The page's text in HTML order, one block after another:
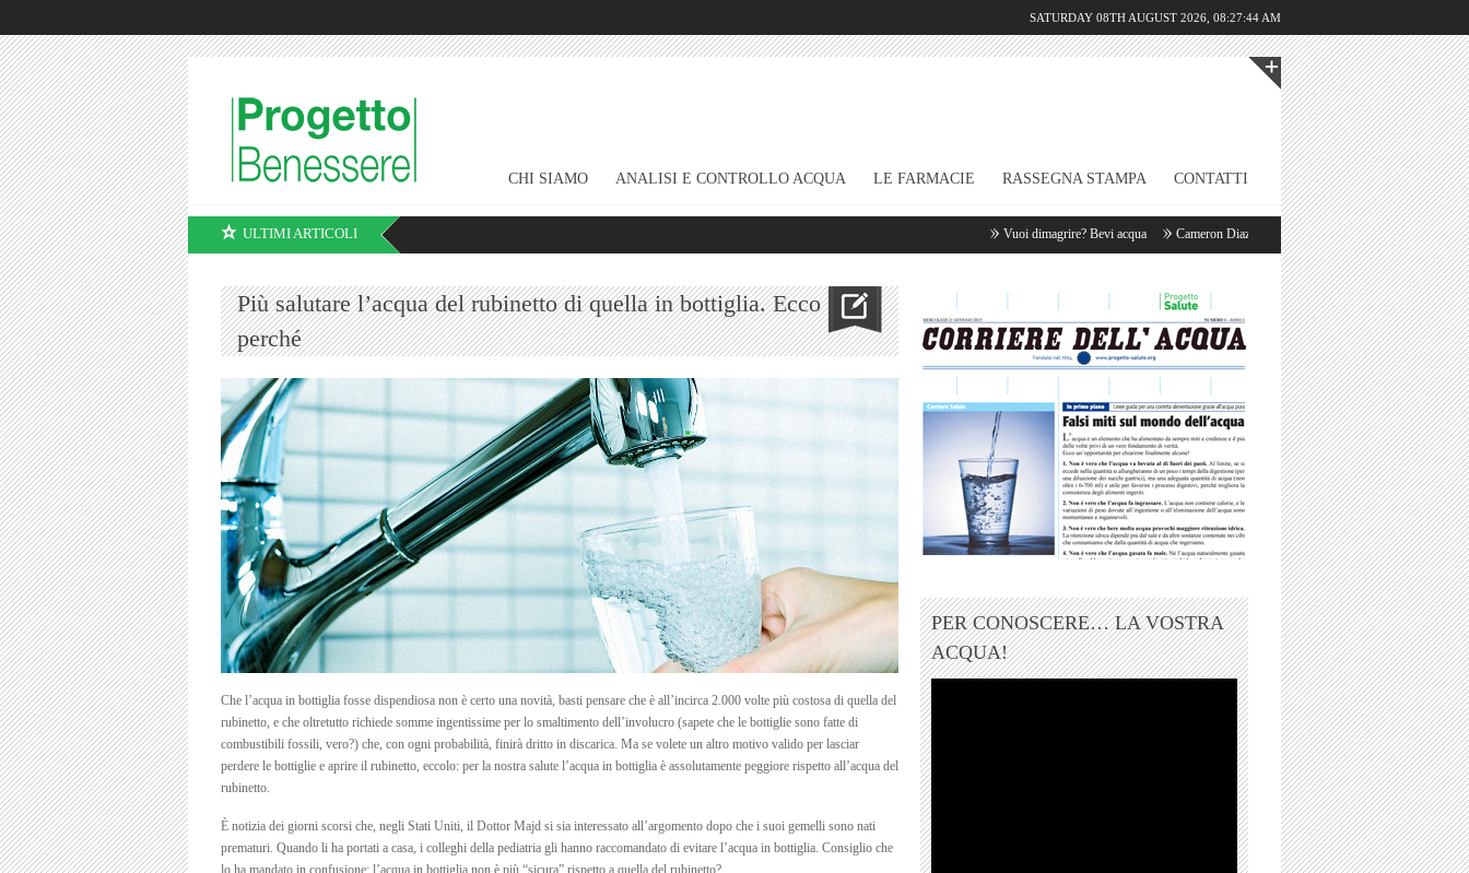
SATURDAY 08TH AUGUST 2026, 08:27:44 AM
CHI SIAMO ANALISI E CONTROLLO ACQUA LE FARMACIE RASSEGNA STAMPA CONTATTI
ULTIMI ARTICOLI Vuoi dimagrire? Bevi acqua Cameron Diaz: «Appena mi sveglio bevo un litro d’acqua!»
Più salutare l’acqua del rubinetto di quella in bottiglia. Ecco
perché
Che l’acqua in bottiglia fosse dispendiosa non è certo una novità, basti pensare che è all’incirca 2.000 volte più costosa di quella del
rubinetto, e che oltretutto richiede somme ingentissime per lo smaltimento dell’involucro (sapete che le bottiglie sono fatte di
combustibili fossili, vero?) che, con ogni probabilità, finirà dritto in discarica. Ma se volete un altro motivo valido per lasciar
perdere le bottiglie e aprire il rubinetto, eccolo: per la nostra salute l’acqua in bottiglia è assolutamente peggiore rispetto all’acqua del
rubinetto.
È notizia dei giorni scorsi che, negli Stati Uniti, il Dottor Majd si sia interessato all’argomento dopo che i suoi gemelli sono nati
prematuri. Quando li ha portati a casa, i colleghi della pediatria gli hanno raccomandato di evitare l’acqua in bottiglia. Consiglio che
lo ha mandato in confusione: l’acqua in bottiglia non è più “sicura” rispetto a quella del rubinetto?
PER CONOSCERE… LA VOSTRA
ACQUA!